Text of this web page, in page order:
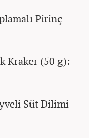
Pirinç
Kraker (50 g):
Süt Dilimi